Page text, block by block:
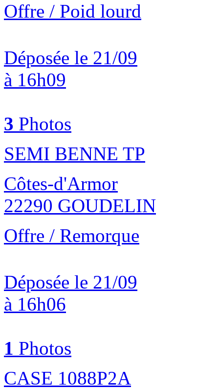
Offre / Poid lourd
Déposée le 21/09
à 16h09
3 Photos
SEMI BENNE TP
Côtes-d'Armor
22290 GOUDELIN
Offre / Remorque
Déposée le 21/09
à 16h06
1 Photos
CASE 1088P2A